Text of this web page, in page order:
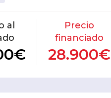
al
Precio
financiado
28.900€